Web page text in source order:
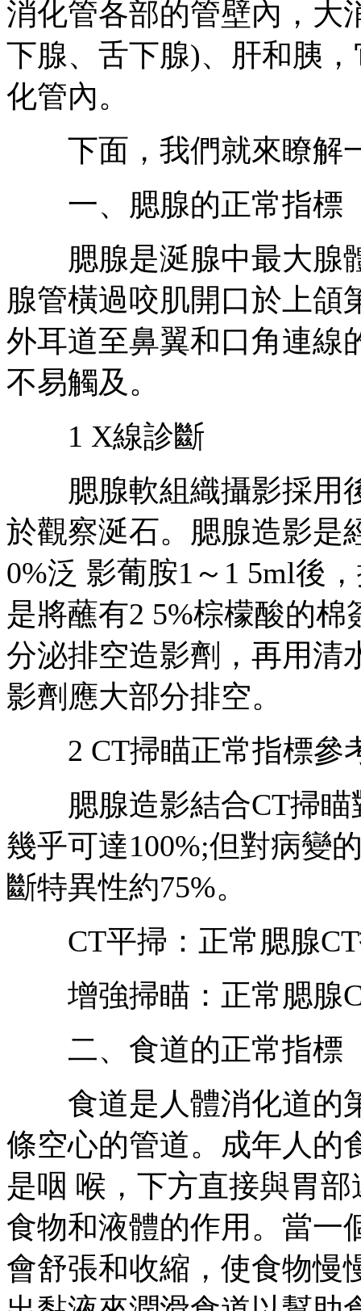
消化管各部的管壁內，大
下腺、舌下腺)、肝和胰
化管內。
下面，我們就來瞭解
一、腮腺的正常指標
腮腺是涎腺中最大腺
腺管橫過咬肌開口於上頜
外耳道至鼻翼和口角連線
不易觸及。
1 X線診斷
腮腺軟組織攝影採用
於觀察涎石。腮腺造影是
0%泛 影葡胺1～1 5ml後
是將蘸有2 5%棕檬酸的
分泌排空造影劑，再用清
影劑應大部分排空。
2 CT掃瞄正常指標參
腮腺造影結合CT掃瞄
幾乎可達100%;但對病變
斷特異性約75%。
CT平掃：正常腮腺CT
增強掃瞄：正常腮腺
二、食道的正常指標
食道是人體消化道的
條空心的管道。成年人的
是咽 喉，下方直接與胃
食物和液體的作用。當一
會舒張和收縮，使食物慢